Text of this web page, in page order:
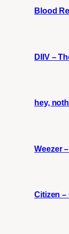
Blood
DIIV –
hey,
Weezer
Citizen